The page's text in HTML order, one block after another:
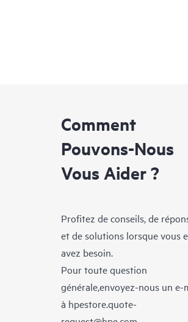
Comment
Pouvons-Nous
Vous Aider ?
Profitez de conseils, de
et de solutions lorsque vous
avez besoin.
Pour toute question
générale,envoyez-nous un e-
à hpestore.quote-